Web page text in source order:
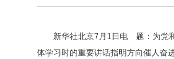
新华社北京7月1日电 题：为党
体学习时的重要讲话指明方向催人奋